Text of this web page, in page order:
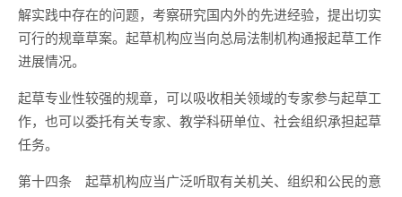
解实践中存在的问题，考察研究国内外的先进经验，提出切实
可行的规章草案。起草机构应当向总局法制机构通报起草工作
进展情况。
起草专业性较强的规章，可以吸收相关领域的专家参与起草工
作，也可以委托有关专家、教学科研单位、社会组织承担起草
任务。
第十四条 起草机构应当广泛听取有关机关、组织和公民的意